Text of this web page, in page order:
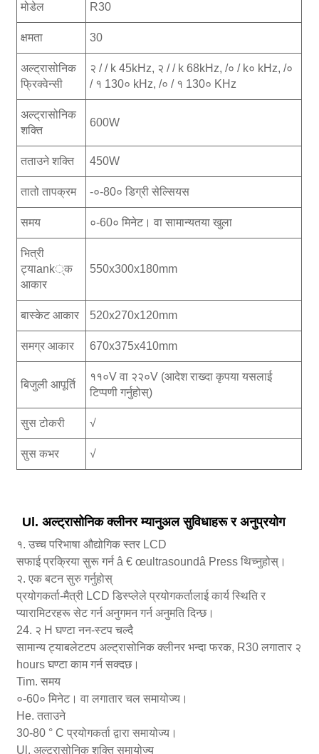
मोडेल R30
क्षमता 30
अल्ट्रासोनिक
फ्रिक्वेन्सी
२ / / k 45kHz, २ / / k 68kHz, /० / k० kHz, /०
/ १ 130० kHz, /० / १ 130० KHz
अल्ट्रासोनिक
शक्ति
600W
तताउने शक्ति 450W
तातो तापक्रम -०-80० डिग्री सेल्सियस
समय ०-60० मिनेट। वा सामान्यतया खुला
भित्री
ट्याank्क
आकार
550x300x180mm
बास्केट आकार 520x270x120mm
समग्र आकार 670x375x410mm
बिजुली आपूर्ति
११०V वा २२०V (आदेश राख्दा कृपया यसलाई
टिप्पणी गर्नुहोस्)
सुस टोकरी √
सुस कभर √
Ul. अल्ट्रासोनिक क्लीनर म्यानुअल सुविधाहरू र अनुप्रयोग
१. उच्च परिभाषा औद्योगिक स्तर LCD
सफाई प्रक्रिया सुरू गर्न â € œultrasoundâ Press थिच्नुहोस्।
२. एक बटन सुरु गर्नुहोस्
प्रयोगकर्ता-मैत्री LCD डिस्प्लेले प्रयोगकर्तालाई कार्य स्थिति र
प्यारामिटरहरू सेट गर्न अनुगमन गर्न अनुमति दिन्छ।
24. २ H घण्टा नन-स्टप चल्दै
सामान्य ट्याबलेटटप अल्ट्रासोनिक क्लीनर भन्दा फरक, R30 लगातार २
hours घण्टा काम गर्न सक्दछ।
Tim. समय
०-60० मिनेट। वा लगातार चल समायोज्य।
He. तताउने
30-80 ° C प्रयोगकर्ता द्वारा समायोज्य।
Ul. अल्ट्रासोनिक शक्ति समायोज्य